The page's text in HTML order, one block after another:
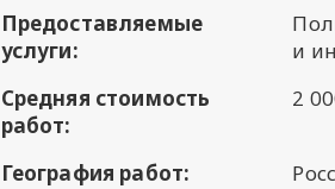
Предоставляемые
услуги:
и
Средняя стоимость
работ:
2
География работ: